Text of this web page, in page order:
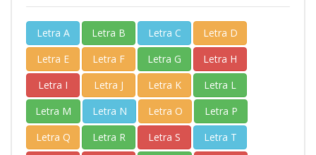
Letra A Letra B Letra C
Letra D
Letra E
Letra F Letra G
Letra H
Letra I
Letra J Letra K
Letra L
Letra M
Letra N Letra O
Letra P
Letra Q
Letra R Letra S
Letra T